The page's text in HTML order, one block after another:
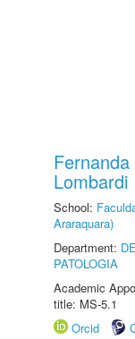
Lombardi
School:
Araraquara)
Department:
PATOLOGIA
Academic
title: MS-5.1
Orcid